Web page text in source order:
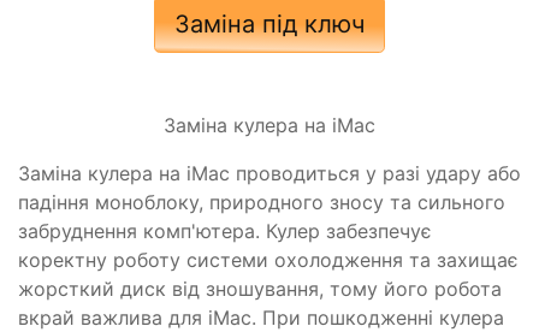
Заміна під ключ
Заміна кулера на iMac
Заміна кулера на iMac проводиться у разі удару або
падіння моноблоку, природного зносу та сильного
забруднення комп'ютера. Кулер забезпечує
коректну роботу системи охолодження та захищає
жорсткий диск від зношування, тому його робота
вкрай важлива для iMac. При пошкодженні кулера